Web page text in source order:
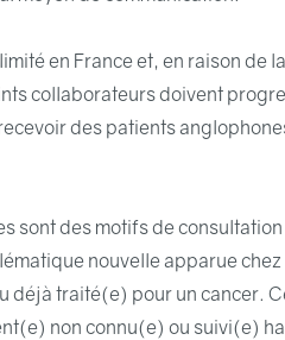
en France et, en raison de la
collaborateurs doivent
des patients
sont des motifs de
nouvelle apparue chez
déjà traité(e) pour un cancer.
non connu(e) ou suivi(e)